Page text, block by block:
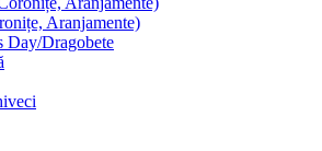
Aranjamente)
Day/Dragobete